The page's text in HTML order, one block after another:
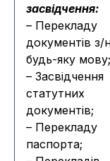
засвідчення:
– Перекладу
документів з/
будь-яку мову;
– Засвідчення
статутних
документів;
– Перекладу
паспорта;